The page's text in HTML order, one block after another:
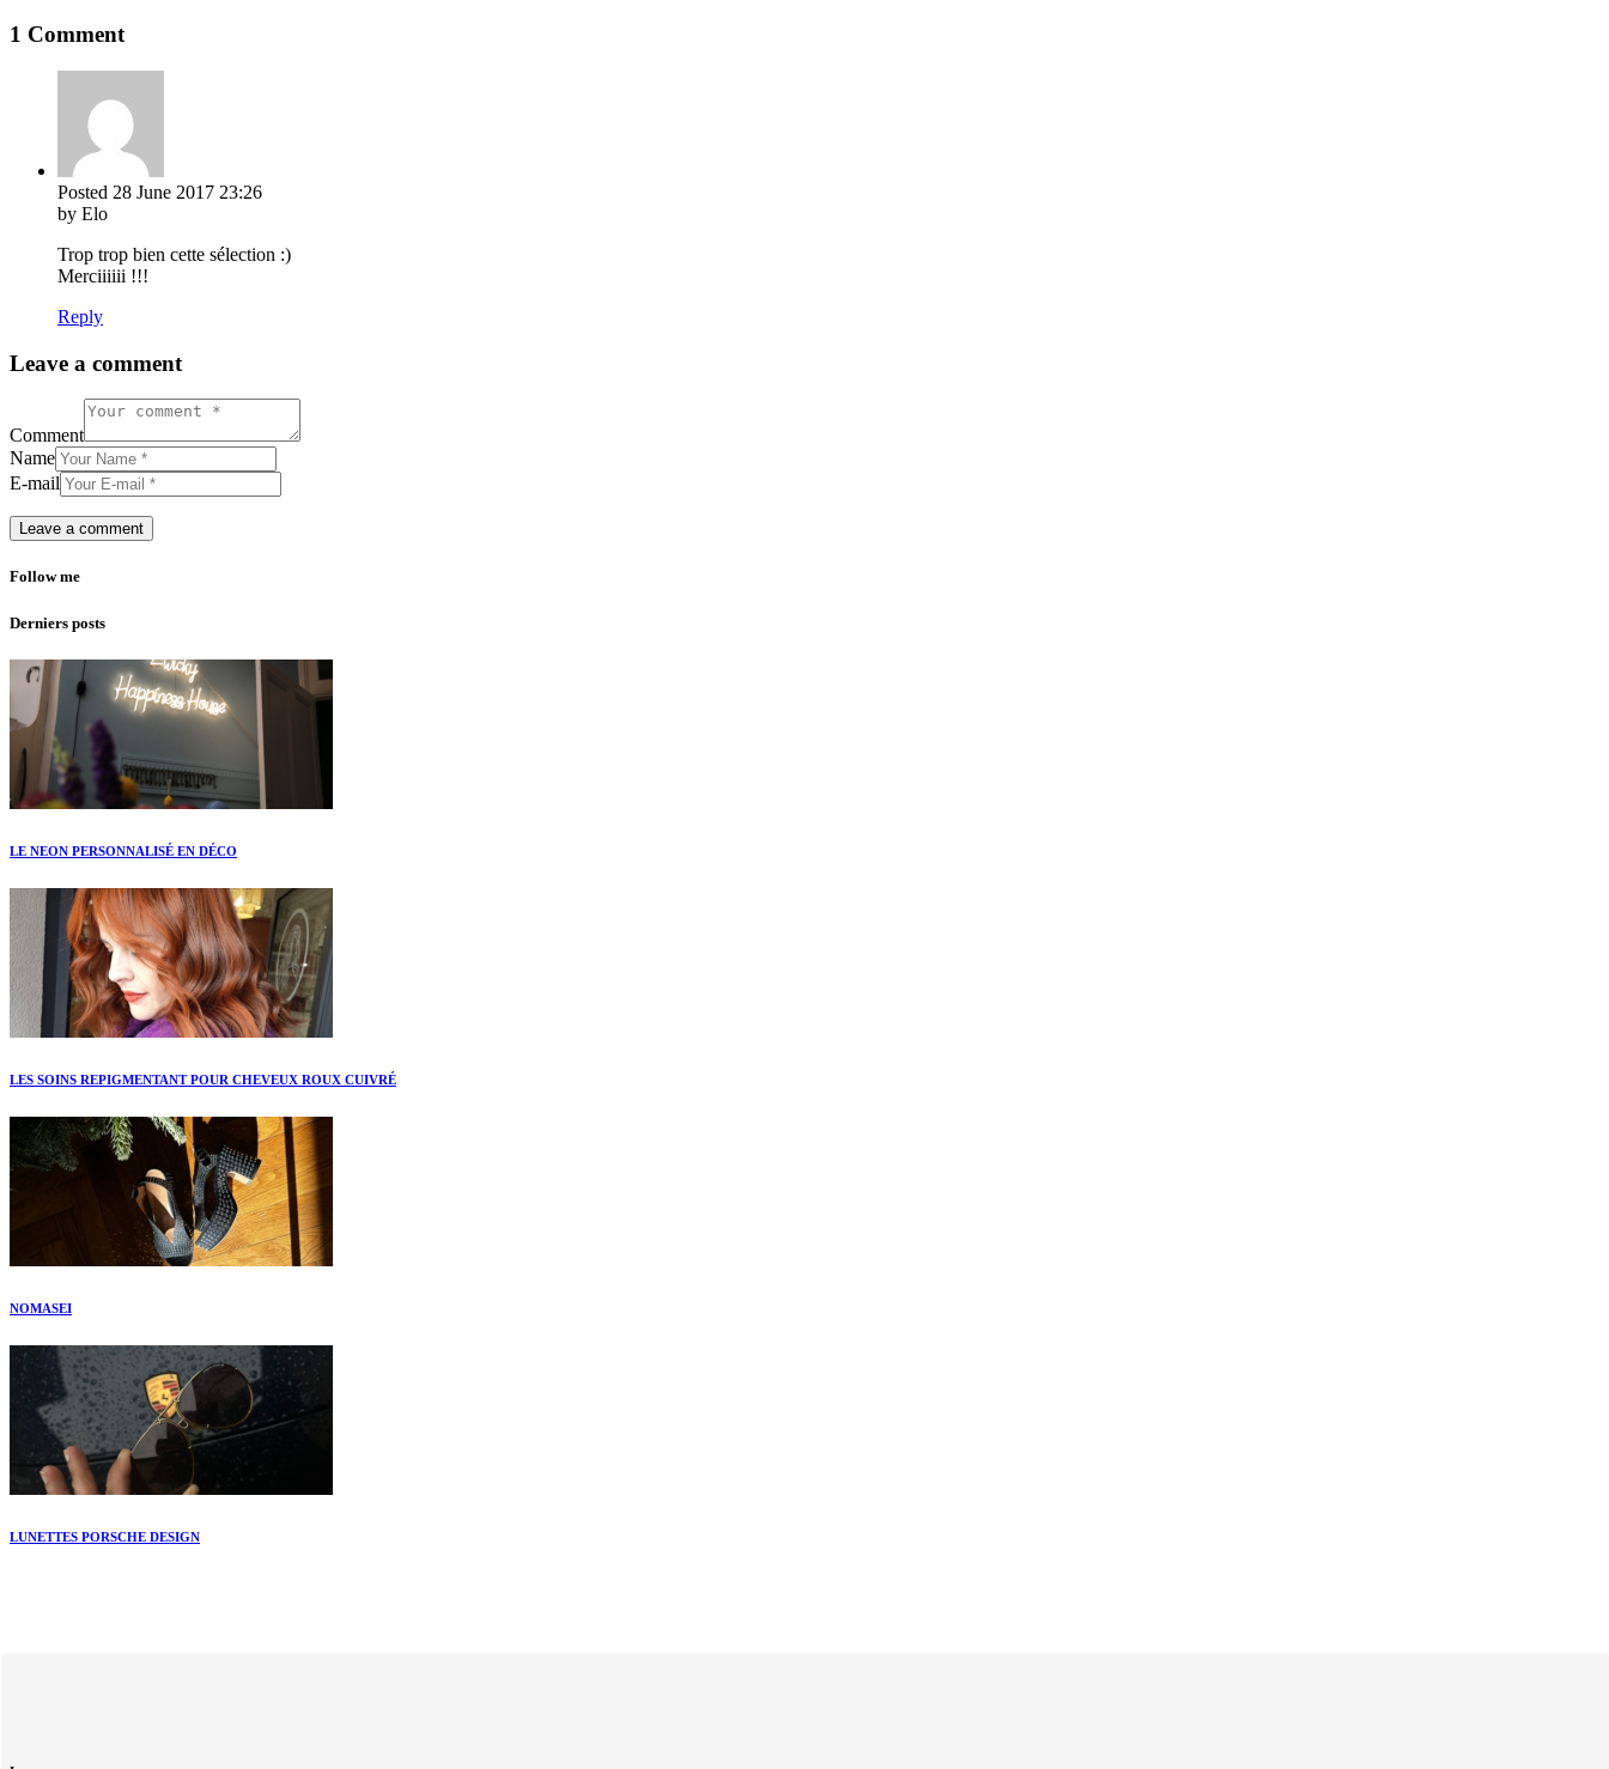
1 Comment
Posted 28 June 2017 23:26
by Elo
Trop trop bien cette sélection :)
Merciiiiii !!!
Reply
Leave a comment
Comment
Name
E-mail
Follow me
Derniers posts
LE NEON PERSONNALISÉ EN DÉCO
LES SOINS REPIGMENTANT POUR CHEVEUX ROUX CUIVRÉ
NOMASEI
LUNETTES PORSCHE DESIGN